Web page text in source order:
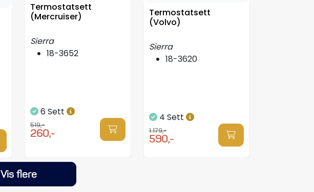
Termostatsett
(Mercruiser)
Sierra
18-3652
6 Sett
519,-
260,-
Termostatsett
(Volvo)
Sierra
18-3620
4 Sett
1.179,-
590,-
Vis flere